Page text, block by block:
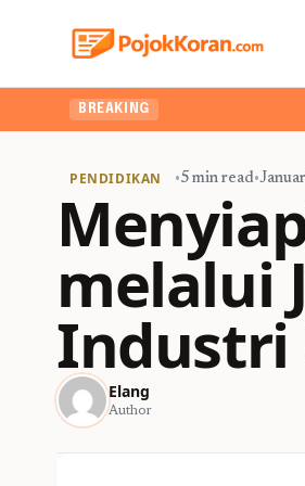
BREAKING
PENDIDIKAN •5 min read•
melalui
Industri
Elang
Author